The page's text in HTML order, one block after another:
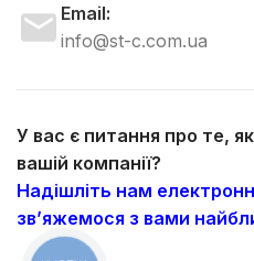
Email:
info@st-c.com.ua
У вас є питання про те,
вашій компанії?
Надішліть нам
зв’яжемося з вами